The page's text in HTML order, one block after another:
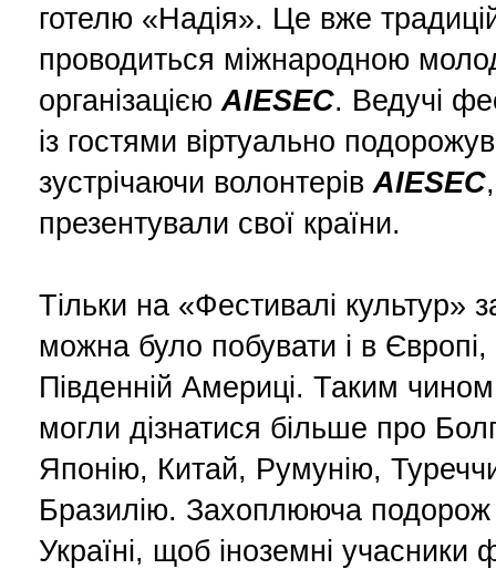
готелю «Надія». Це вже
проводиться міжнародною
організацією AIESEC. Ведучі
із гостями віртуально
зустрічаючи волонтерів AIESEC
презентували свої країни.
Тільки на «Фестивалі культур»
можна було побувати і в Європі,
Південній Америці. Таким
могли дізнатися більше про
Японію, Китай, Румунію,
Бразилію. Захоплююча подорож
Україні, щоб іноземні учасники